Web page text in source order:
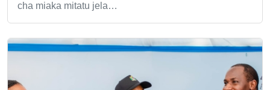
cha miaka mitatu jela…